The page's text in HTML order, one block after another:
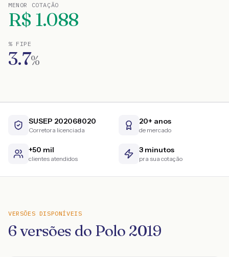
MENOR COTAÇÃO
R$ 1.088
% FIPE
3.7%
SUSEP 202068020
Corretora licenciada
20+ anos
de mercado
+50 mil
clientes atendidos
3 minutos
pra sua cotação
VERSÕES DISPONÍVEIS
6versões do Polo 2019